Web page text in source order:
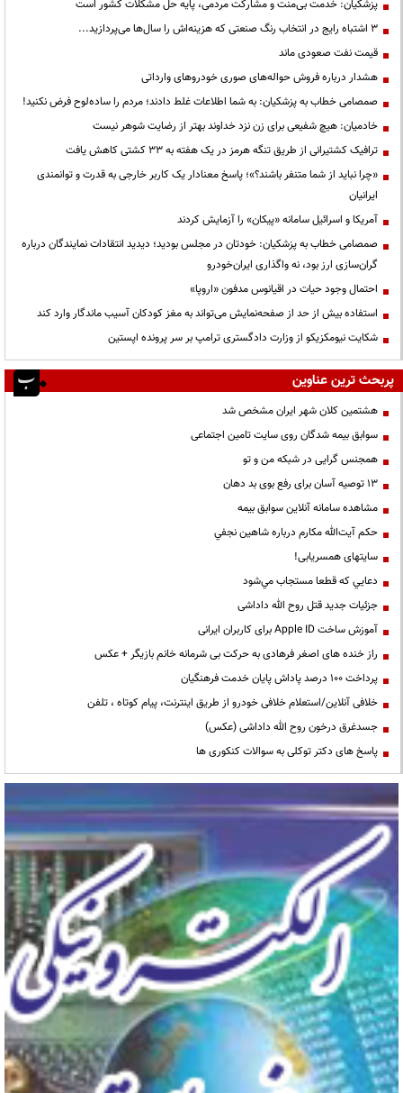
پزشکیان: خدمت بی‌منت و مشارکت مردمی، پایه حل مشکلات کشور است
3 اشتباه رایج در انتخاب رنگ صنعتی که هزینه‌اش را سال‌ها می‌پردازید...
قیمت نفت صعودی ماند
هشدار درباره فروش حواله‌های صوری خودروهای وارداتی
صمصامی خطاب به پزشکیان: به شما اطلاعات غلط دادند؛ مردم را ساده‌لوح فرض نکنید!
خادمیان: هیچ شفیعی برای زن نزد خداوند بهتر از رضایت شوهر نیست
ترافیک کشتیرانی از طریق تنگه هرمز در یک هفته به ۳۳ کشتی کاهش یافت
«چرا نباید از شما متنفر باشند؟»؛ پاسخ معنادار یک کاربر خارجی به قدرت و توانمندی
ایرانیان
آمریکا و اسرائیل سامانه «پیکان» را آزمایش کردند
صمصامی خطاب به پزشکیان: خودتان در مجلس بودید؛ دیدید انتقادات نمایندگان درباره
گران‌سازی ارز بود، نه واگذاری ایران‌خودرو
احتمال وجود حیات در اقیانوس مدفون «اروپا»
استفاده بیش از حد از صفحه‌نمایش می‌تواند به مغز کودکان آسیب ماندگار وارد کند
شکایت نیومکزیکو از وزارت دادگستری ترامپ بر سر پرونده اپستین
پربحث ترین عناوین
هشتمین کلان شهر ایران مشخص شد
سوابق بیمه شدگان روی سایت تامین اجتماعی
همجنس گرایی در شبکه من و تو
13 توصیه آسان برای رفع بوی بد دهان
مشاهده سامانه آنلاين سوابق بیمه
حكم آيت‌الله مكارم درباره شاهين نجفي
سایتهای همسریابی!
دعايي كه قطعا مستجاب مي‌شود
جزئیات جدید قتل روح الله داداشی
آموزش ساخت Apple ID برای کاربران ایرانی
راز خنده های اصغر فرهادی به حرکت بی شرمانه خانم بازیگر + عکس
پرداخت ۱۰۰ درصد پاداش پایان خدمت فرهنگیان
خلافی آنلاین/استعلام خلافی خودرو از طریق اینترنت، پیام کوتاه ، تلفن
جسدغرق درخون روح الله داداشی (عکس)
پاسخ های دکتر توکلی به سوالات کنکوری ها